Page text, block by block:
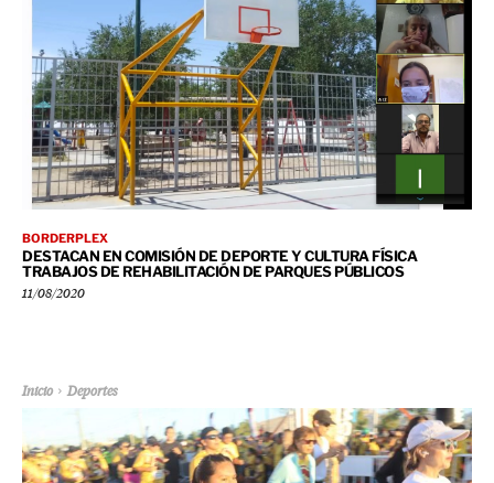
BORDERPLEX
DESTACAN EN COMISIÓN DE DEPORTE Y CULTURA FÍSICA
TRABAJOS DE REHABILITACIÓN DE PARQUES PÚBLICOS
11/08/2020